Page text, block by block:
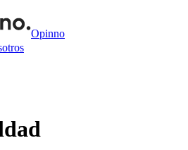
Opinno